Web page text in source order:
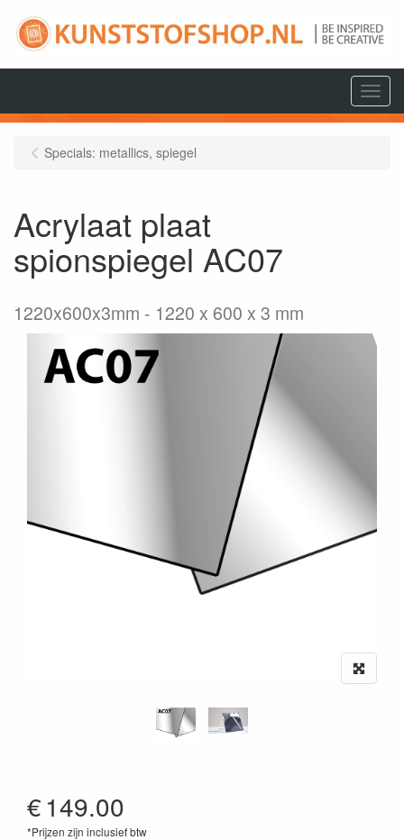
Menu
Specials: metallics, spiegel
Acrylaat plaat
spionspiegel AC07
1220x600x3mm 1220 x 600 x 3 mm
€149.00
*Prijzen zijn inclusief btw